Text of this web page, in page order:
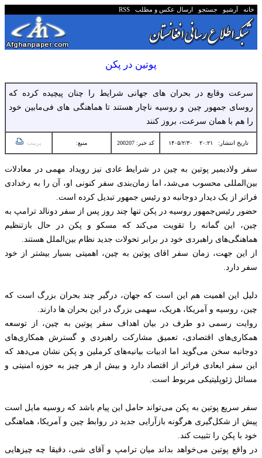
خانه آرشیو جستجو ارسال عکس و مطلب RSS
پوتین در پکن
سرعت وقایع در بحران های جهانی شرایط را چنان پیچیده کرده که
روسای جمهور چین و روسیه ناچار هستند تا هماهنگی های فی‌مابین خود
را هم با همان سرعت، بروز کنند
تاریخ انتشار: ۲۰:۲۱ ۱۴۰۵/۲/۳۰ کد خبر: 200207 منبع: پرینت
سفر ولادیمیر پوتین به چین در شرایط عادی نیز رویداد مهمی در معادلات
بین‌المللی محسوب می‌شد، اما زمان‌بندی سفر کنونی او، آن را به رخدادی
فراتر از یک دیدار دوجانبه دو رئیس جمهور تبدیل کرده است.
حضور رئیس‌جمهور روسیه در پکن تنها چند روز پس از سفر دونالد ترامپ به
چین، این گمانه را تقویت می‌کند که مسکو و پکن در حال بازتنظیم
هماهنگی‌های راهبردی خود در برابر تحولات جدید نظام بین‌الملل هستند.
از این جهت، زمان سفر اقای پوتین به چین، اهمیتی بسیار بیشتر از خود
سفر دارد.
دلیل این اهمیت هم این است که جهان، درگیر چند بحران بزرگ است که
چین، روسیه و آمریکا، هريک، سهمی بزرگ در این بحران ها دارند.
روایت رسمی دو طرف در بیان اهداف سفر پوتین به چین، از توسعه
همکاری‌های اقتصادی، تعمیق مشارکت راهبردی و گسترش همکاری‌های
دوجانبه سخن می‌گوید اما ادبیات بیانیه‌های کرملین و پکن نشان می‌دهد که
این سفر ابعادی فراتر از اقتصاد دارد و بیش از هر چیز به حوزه امنیتی و
مسائل ژئوپلیتیکی مربوط است.
سفر سریع پوتین به پکن می‌تواند حامل این پیام باشد که روسیه مایل است
پیش از شکل‌گیری هرگونه بازآرایی جدید در روابط چین و آمریکا، هماهنگی
خود با پکن را تثبیت کند.
در واقع پوتین می‌خواهد بداند ميان ترامپ و آقای شی، دقیقا چه چيزهايی